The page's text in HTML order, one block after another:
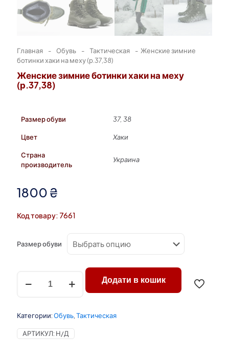
Главная - Обувь - Тактическая - Женские зимние
ботинки хаки на меху (р.37,38)
Женские зимние ботинки хаки на меху
(р.37,38)
Размер обуви 37, 38
Цвет Хаки
Страна
производитель
Украина
1800 ₴
Код товару: 7661
Размер обуви
Количество
товара
Женские
ботинки
на
Додати в кошик
Категории:Обувь Тактическая
АРТИКУЛ: Н/Д